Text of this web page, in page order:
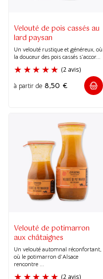
Velouté de pois cassés au
lard paysan
Un velouté rustique et généreux, où
la douceur des pois cassés s’accor...
(2 avis)
à partir de 8,50 €
Velouté de potimarron
aux châtaignes
Un velouté automnal réconfortant,
où le potimarron d’Alsace
rencontre ...